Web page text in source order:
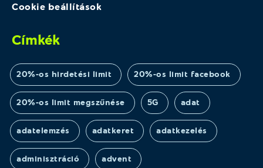
Cookie beállítások
Címkék
20%-os hirdetési limit 20%-os limit facebook
20%-os limit megszűnése 5G adat
adatelemzés adatkeret adatkezelés
adminisztráció advent